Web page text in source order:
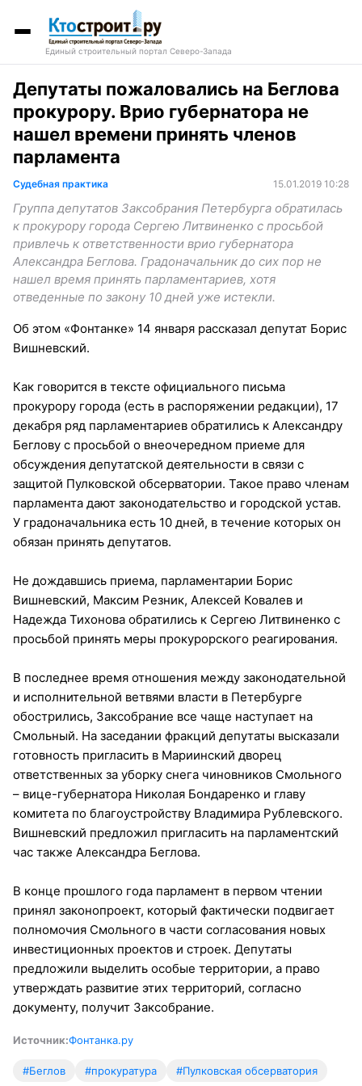
Единый строительный портал Северо-Запада
Депутаты пожаловались на Беглова
прокурору. Врио губернатора не
нашел времени принять членов
парламента
Судебная практика 15.01.2019 10:28
Группа депутатов Заксобрания Петербурга обратилась
к прокурору города Сергею Литвиненко с просьбой
привлечь к ответственности врио губернатора
Александра Беглова. Градоначальник до сих пор не
нашел время принять парламентариев, хотя
отведенные по закону 10 дней уже истекли.
Об этом «Фонтанке» 14 января рассказал депутат Борис
Вишневский.
Как говорится в тексте официального письма
прокурору города (есть в распоряжении редакции), 17
декабря ряд парламентариев обратились к Александру
Беглову с просьбой о внеочередном приеме для
обсуждения депутатской деятельности в связи с
защитой Пулковской обсерватории. Такое право членам
парламента дают законодательство и городской устав.
У градоначальника есть 10 дней, в течение которых он
обязан принять депутатов.
Не дождавшись приема, парламентарии Борис
Вишневский, Максим Резник, Алексей Ковалев и
Надежда Тихонова обратились к Сергею Литвиненко с
просьбой принять меры прокурорского реагирования.
В последнее время отношения между законодательной
и исполнительной ветвями власти в Петербурге
обострились, Заксобрание все чаще наступает на
Смольный. На заседании фракций депутаты высказали
готовность пригласить в Мариинский дворец
ответственных за уборку снега чиновников Смольного
– вице-губернатора Николая Бондаренко и главу
комитета по благоустройству Владимира Рублевского.
Вишневский предложил пригласить на парламентский
час также Александра Беглова.
В конце прошлого года парламент в первом чтении
принял законопроект, который фактически подвигает
полномочия Смольного в части согласования новых
инвестиционных проектов и строек. Депутаты
предложили выделить особые территории, а право
утверждать развитие этих территорий, согласно
документу, получит Заксобрание.
Источник:Фонтанка.ру
#Беглов #прокуратура #Пулковская обсерватория